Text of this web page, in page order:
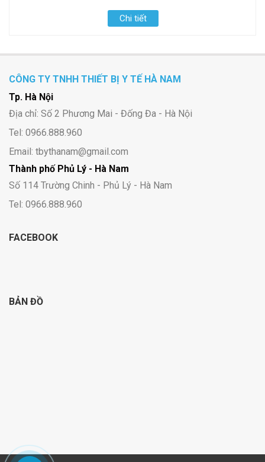
Chi tiết
CÔNG TY TNHH THIẾT BỊ Y TẾ HÀ NAM
Tp. Hà Nội
Địa chỉ: Số 2 Phương Mai - Đống Đa - Hà Nội
Tel: 0966.888.960
Email: tbythanam@gmail.com
Thành phố Phủ Lý - Hà Nam
Số 114 Trường Chinh - Phủ Lý - Hà Nam
Tel: 0966.888.960
FACEBOOK
BẢN ĐỒ